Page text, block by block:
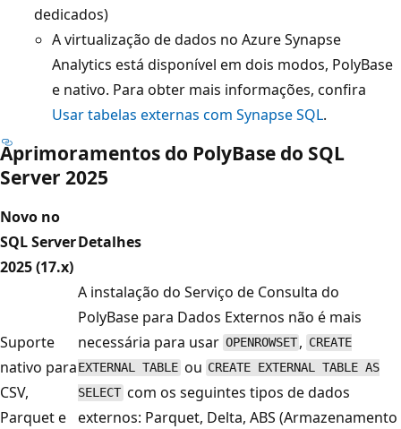
dedicados)
A virtualização de dados no Azure Synapse
Analytics está disponível em dois modos, PolyBase
e nativo. Para obter mais informações, confira
Usar tabelas externas com Synapse SQL.
Aprimoramentos do PolyBase do SQL
Server 2025
Novo no
SQL Server
2025 (17.x)
Detalhes
Suporte
nativo para
CSV,
Parquet e
A instalação do Serviço de Consulta do
PolyBase para Dados Externos não é mais
necessária para usar OPENROWSET , CREATE
EXTERNAL TABLE ou CREATE EXTERNAL TABLE AS
SELECT com os seguintes tipos de dados
externos: Parquet, Delta, ABS (Armazenamento